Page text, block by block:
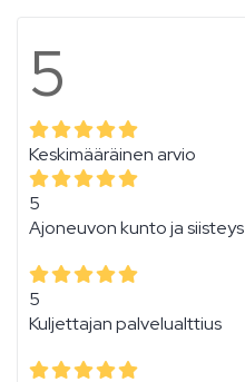
5
Keskimääräinen arvio
5
Ajoneuvon kunto ja siisteys
5
Kuljettajan palvelualttius